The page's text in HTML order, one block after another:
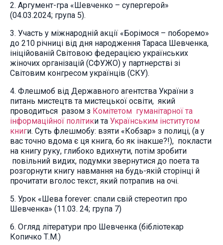
2. Аргумент-гра «Шевченко – супергерой»
(04.03.2024; група 5).
3. Участь у міжнародній акції «Борімося – поборемо»
до 210 річниці від дня народження Тараса Шевченка,
ініційованій Світовою федерацією українських
жіночих організацій (СФУЖО) у партнерстві зі
Світовим конгресом українців (СКУ).
4. Флешмоб від Державного агентства України з
питань мистецтв та мистецької освіти, який
проводиться разом з Комітетом гуманітарної та
інформаційної політики та Українським інститутом
книги. Суть флешмобу: взяти «Кобзар» з полиці, (а у
вас точно вдома є ця книга, бо як інакше?!), покласти
на книгу руку, глибоко вдихнути, потім зробити
повільний видих, подумки звернутися до поета та
розгорнути книгу навмання на будь-якій сторінці й
прочитати вголос текст, який потрапив на очі.
5. Урок «Шева forever: спали свій стереотип про
Шевченка» (11.03. 24; група 7)
6. Огляд літератури про Шевченка (бібліотекар
Копичко Т.М.)